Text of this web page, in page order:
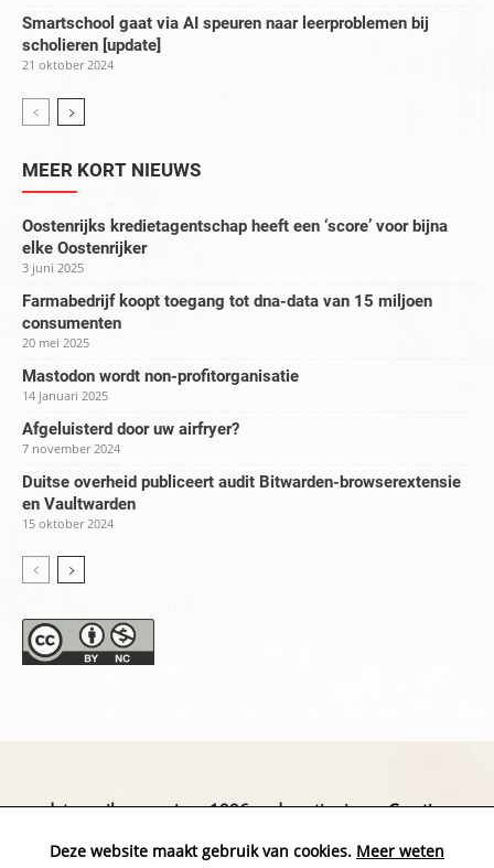
Smartschool gaat via AI speuren naar leerproblemen bij
scholieren [update]
21 oktober 2024
MEER KORT NIEUWS
Oostenrijks kredietagentschap heeft een ‘score’ voor bijna
elke Oostenrijker
3 juni 2025
Farmabedrijf koopt toegang tot dna-data van 15 miljoen
consumenten
20 mei 2025
Mastodon wordt non-profitorganisatie
14 januari 2025
Afgeluisterd door uw airfryer?
7 november 2024
Duitse overheid publiceert audit Bitwarden-browserextensie
en Vaultwarden
15 oktober 2024
datapanik.org – since 1996 and continuing »Creative
Deze website maakt gebruik van cookies. Meer weten